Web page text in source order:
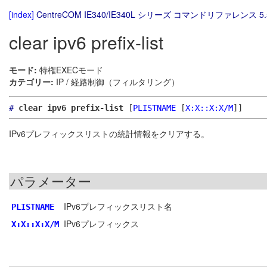
[index] CentreCOM IE340/IE340L シリーズ コマンドリファレンス
clear ipv6 prefix-list
モード: 特権EXECモード
カテゴリー: IP / 経路制御（フィルタリング）
# clear ipv6 prefix-list [PLISTNAME [X:X::X:X/M]]
IPv6プレフィックスリストの統計情報をクリアする。
パラメーター
PLISTNAME IPv6プレフィックスリスト名
X:X::X:X/M IPv6プレフィックス